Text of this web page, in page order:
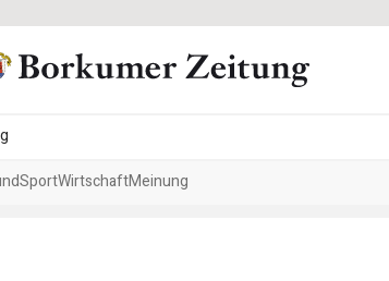
SportWirtschaftMeinung